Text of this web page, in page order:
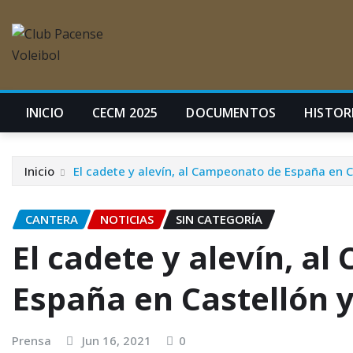
INICIO CECM 2025 DOCUMENTOS
Inicio El cadete y alevín, al Campeonato de España en
CANTERA NOTICIAS SIN CATEGORÍA
El cadete y alevín, al
España en Castellón
Prensa Jun 16, 2021 0